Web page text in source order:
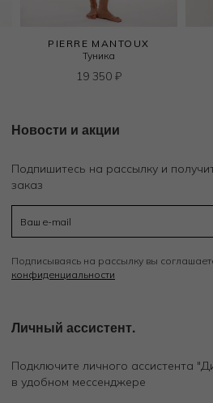
PIERRE MANTOUX
Туника
19 350 ₽
Новости и акции
Подпишитесь на рассылку и
заказ
Подписываясь на рассылку вы
конфиденциальности
Личный ассистент.
Подключите личного ассистента
в удобном мессенджере